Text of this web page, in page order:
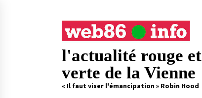
l'actualité rouge et
verte de la Vienne
« Il faut viser l'émancipation » Robin Hood